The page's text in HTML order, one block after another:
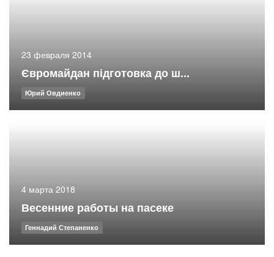
23 февраля 2014
Євромайдан підготовка до ш...
Юрий Овдиенко
4 марта 2018
Весенние работы на пасеке
Геннадий Степаненко